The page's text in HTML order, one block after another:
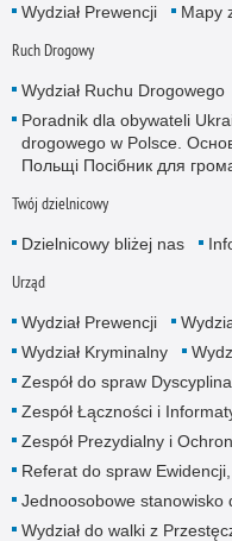
Wydział Prewencji Mapy
Ruch Drogowy
Wydział Ruchu Drogowego
Poradnik dla obywateli
drogowego w Polsce.
Польщі Посібник для
Twój dzielnicowy
Dzielnicowy bliżej nas
Urząd
Wydział Prewencji
Wydział Kryminalny
Zespół do spraw
Zespół Łączności i
Zespół Prezydialny i
Referat do spraw
Jednoosobowe stanowisko
Wydział do walki z